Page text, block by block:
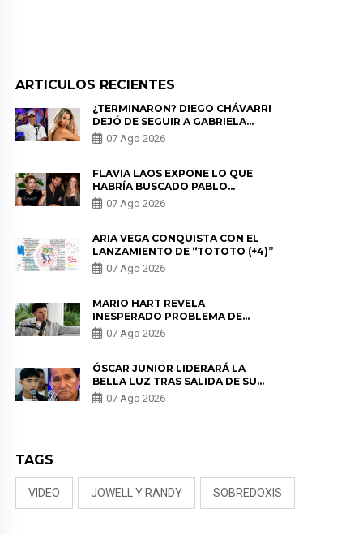
ARTICULOS RECIENTES
¿TERMINARON? DIEGO CHÁVARRI
DEJÓ DE SEGUIR A GABRIELA
HERRERA Y ANUNCIA SU SALIDA
DE PÓDCAST
07 Ago 2026
FLAVIA LAOS EXPONE LO QUE
HABRÍA BUSCADO PABLO
HEREDIA CON ALE FULLER: “UNA
DE LAS PARTES QUERÍA EL
07 Ago 2026
ARIA VEGA CONQUISTA CON EL
LANZAMIENTO DE “TOTOTO (+4)”
07 Ago 2026
MARIO HART REVELA
INESPERADO PROBLEMA DE
SALUD ANTES DE SEPARARSE DE
KORINA: “ME ENCONTRARON UN
07 Ago 2026
ÓSCAR JUNIOR LIDERARÁ LA
BELLA LUZ TRAS SALIDA DE SU
PADRE POR POLÉMICA CON
NALDY SALDAÑA
07 Ago 2026
TAGS
VIDEO JOWELL Y RANDY SOBREDOXIS